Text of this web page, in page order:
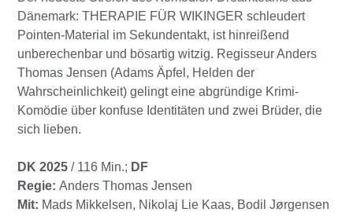
Dänemark: THERAPIE FÜR WIKINGER schleudert
Pointen-Material im Sekundentakt, ist hinreißend
unberechenbar und bösartig witzig. Regisseur Anders
Thomas Jensen (Adams Äpfel, Helden der
Wahrscheinlichkeit) gelingt eine abgründige Krimi-
Komödie über konfuse Identitäten und zwei Brüder, die
sich lieben.
DK 2025 / 116 Min.; DF
Regie: Anders Thomas Jensen
Mit: Mads Mikkelsen, Nikolaj Lie Kaas, Bodil Jørgensen